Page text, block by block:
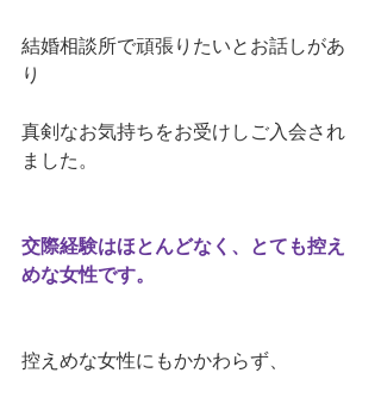
結婚相談所で頑張りたいとお話しがあ
り
真剣なお気持ちをお受けしご入会され
ました。
交際経験はほとんどなく、とても控え
めな女性です。
控えめな女性にもかかわらず、